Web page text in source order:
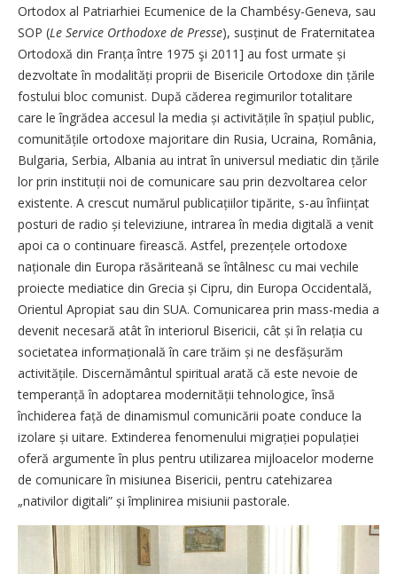
Ortodox al Patriarhiei Ecumenice de la Chambésy-Geneva, sau
SOP (Le Service Orthodoxe de Presse), susținut de Fraternitatea
Ortodoxă din Franța între 1975 şi 2011] au fost urmate și
dezvoltate în modalități proprii de Bisericile Ortodoxe din țările
fostului bloc comunist. După căderea regimurilor totalitare
care le îngrădea accesul la media și activitățile în spațiul public,
comunitățile ortodoxe majoritare din Rusia, Ucraina, România,
Bulgaria, Serbia, Albania au intrat în universul mediatic din țările
lor prin instituții noi de comunicare sau prin dezvoltarea celor
existente. A crescut numărul publicațiilor tipărite, s-au înființat
posturi de radio și televiziune, intrarea în media digitală a venit
apoi ca o continuare firească. Astfel, prezențele ortodoxe
naționale din Europa răsăriteană se întâlnesc cu mai vechile
proiecte mediatice din Grecia și Cipru, din Europa Occidentală,
Orientul A­pro­piat sau din SUA. Comunicarea prin mass-media a
devenit necesară atât în interiorul Bisericii, cât și în relația cu
societatea in­formațională în care trăim și ne desfășurăm
activitățile. Discernământul spiritual arată că este nevoie de
temperanță în adoptarea modernității tehnologice, însă
închiderea față de dinamismul comunicării poate conduce la
izolare și uitare. Extinderea fenomenului migrației populației
oferă argumente în plus pentru utilizarea mijloacelor moderne
de comunicare în misiunea Bisericii, pentru catehizarea
„nativilor digitali” și împlinirea misiunii pastorale.